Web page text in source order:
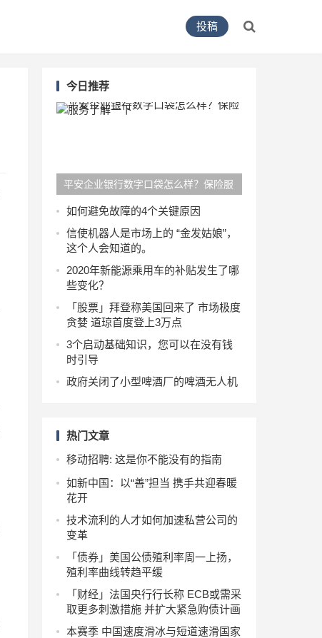
投稿
今日推荐
平安企业银行数字口袋怎么样？保险服
务了解一下
如何避免故障的4个关键原因
信使机器人是市场上的 “金发姑娘”，
这个人会知道的。
2020年新能源乘用车的补贴发生了哪
些变化？
「股票」拜登称美国回来了 市场极度
贪婪 道琼首度登上3万点
3个启动基础知识，您可以在没有钱
时引导
政府关闭了小型啤酒厂的啤酒无人机
热门文章
移动招聘: 这是你不能没有的指南
如新中国：以“善”担当 携手共迎春暖
花开
技术流利的人才如何加速私营公司的
变革
「债券」美国公债殖利率周一上扬，
殖利率曲线转趋平缓
「财经」法国央行行长称 ECB或需采
取更多刺激措施 并扩大紧急购债计画
本赛季 中国速度滑冰与短道速滑国家